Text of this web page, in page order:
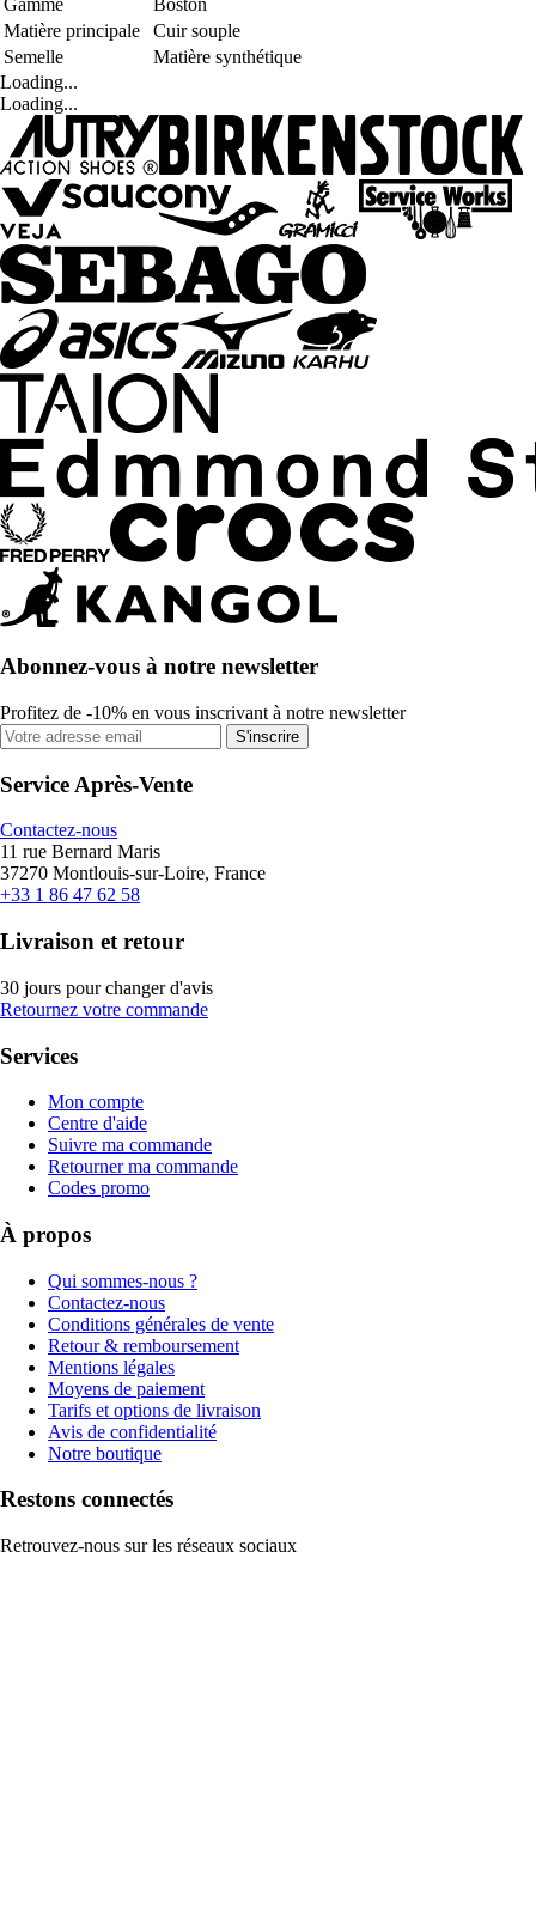
Matière principale
Cuir souple
Semelle
Matière synthétique
Loading...
Loading...
Abonnez-vous à notre newsletter
Profitez de -10% en vous inscrivant à notre newsletter
S'inscrire
Service Après-Vente
Contactez-nous
11 rue Bernard Maris
37270 Montlouis-sur-Loire, France
+33 1 86 47 62 58
Livraison et retour
30 jours pour changer d'avis
Retournez votre commande
Services
Mon compte
Centre d'aide
Suivre ma commande
Retourner ma commande
Codes promo
À propos
Qui sommes-nous ?
Contactez-nous
Conditions générales de vente
Retour & remboursement
Mentions légales
Moyens de paiement
Tarifs et options de livraison
Avis de confidentialité
Notre boutique
Restons connectés
Retrouvez-nous sur les réseaux sociaux